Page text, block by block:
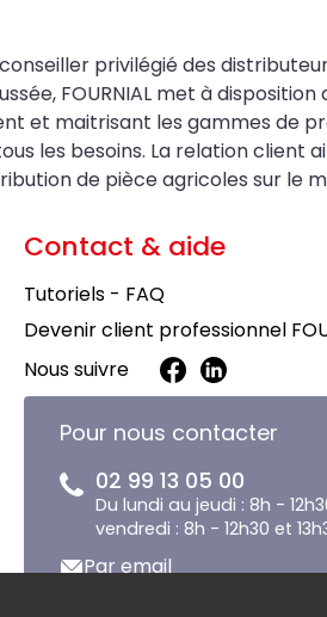
privilégié des
FOURNIAL met à disposition
et maitrisant les gammes de
les besoins. La relation client
de pièce agricoles sur le
Contact & aide
Tutoriels - FAQ
Devenir client professionnel
Nous suivre
Pour nous contacter
02 99 13 05 00
Du lundi au jeudi : 8h -
vendredi : 8h - 12h30 et
Par email